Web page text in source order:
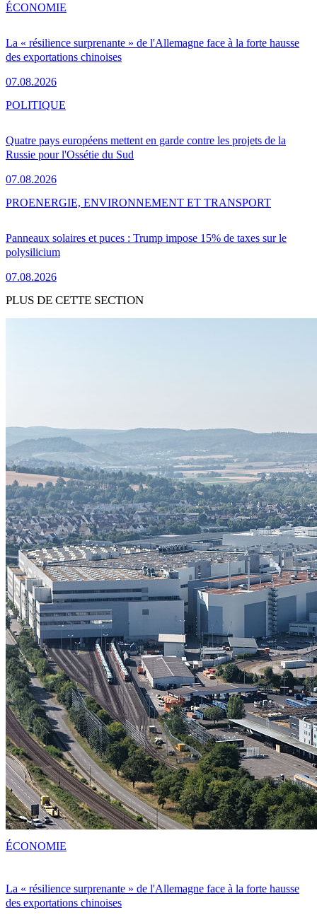
La « résilience surprenante » de l'Allemagne face à la forte hausse
des exportations chinoises
07.08.2026
ÉCONOMIE
Quatre pays européens mettent en garde contre les projets de la
Russie pour l'Ossétie du Sud
07.08.2026
POLITIQUE
Panneaux solaires et puces : Trump impose 15% de taxes sur le
polysilicium
07.08.2026
PROENERGIE, ENVIRONNEMENT ET TRANSPORT
PLUS DE CETTE SECTION
La « résilience surprenante » de l'Allemagne face à la forte hausse
des exportations chinoises
ÉCONOMIE